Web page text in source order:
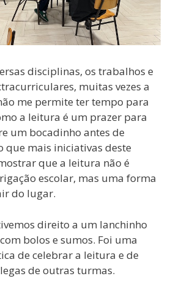
disciplinas, os trabalhos e
muitas vezes a
me permite ter tempo para
a leitura é um prazer para
um bocadinho antes de
que mais iniciativas deste
que a leitura não é
escolar, mas uma forma
do lugar.
direito a um lanchinho
bolos e sumos. Foi uma
de celebrar a leitura e de
de outras turmas.